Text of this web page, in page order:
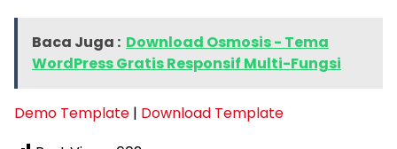
Baca Juga : Download Osmosis - Tema
WordPress Gratis Responsif Multi-Fungsi
Demo Template | Download Template